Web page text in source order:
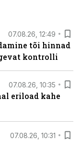
07.08.26, 12:49
tõi hinnad
kontrolli
07.08.26, 10:35
eriload kahe
07.08.26, 10:31